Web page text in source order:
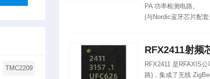
TMC2209
PA 功率检测电路。
(与Nordic蓝牙芯片配
RFX2411射频
RFX2411 是RFAXIS
路)，集成了无线